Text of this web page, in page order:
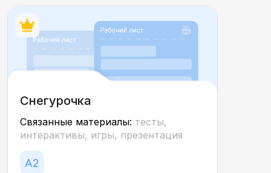
Снегурочка
Связанные материалы: тесты,
интерактивы, игры, презентация